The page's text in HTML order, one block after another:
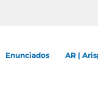
Enunciados AR |